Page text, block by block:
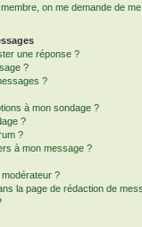
membre, on me demande de
une réponse ?
?
?
à mon sondage ?
?
?
à mon message ?
?
la page de rédaction de